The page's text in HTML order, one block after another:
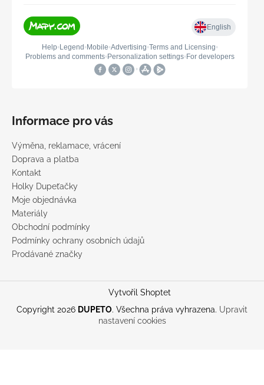
Informace pro vás
Výměna, reklamace, vrácení
Doprava a platba
Kontakt
Holky Dupeťačky
Moje objednávka
Materiály
Obchodní podmínky
Podmínky ochrany osobních údajů
Prodávané značky
Vytvořil Shoptet
Copyright 2026 DUPETO. Všechna práva vyhrazena. Upravit
nastavení cookies